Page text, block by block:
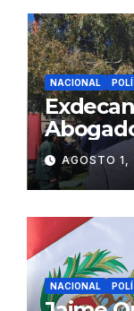
NACIONAL
AGOSTO 1,
NACIONAL